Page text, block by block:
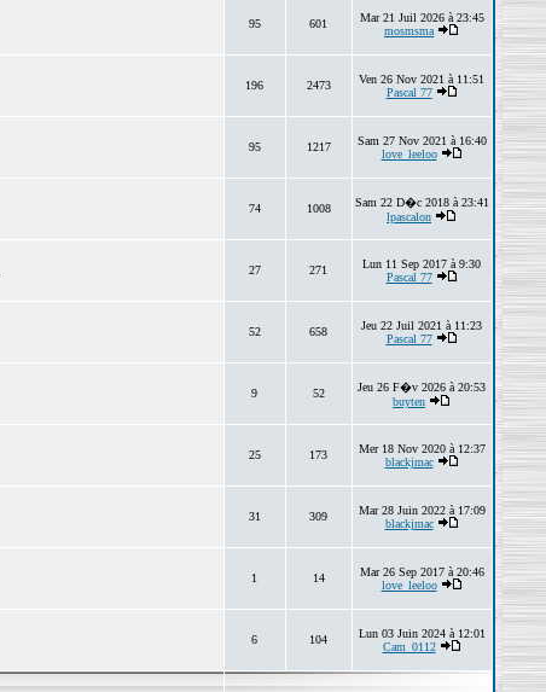
95 601
Mar 21 Juil 2026 à 23:45
mosmsma
196 2473
Ven 26 Nov 2021 à 11:51
Pascal 77
95 1217
Sam 27 Nov 2021 à 16:40
love_leeloo
74 1008
Sam 22 D�c 2018 à 23:41
lpascalon
27 271
Lun 11 Sep 2017 à 9:30
Pascal 77
52 658
Jeu 22 Juil 2021 à 11:23
Pascal 77
9 52
Jeu 26 F�v 2026 à 20:53
buyten
25 173
Mer 18 Nov 2020 à 12:37
blackjmac
31 309
Mar 28 Juin 2022 à 17:09
blackjmac
1 14
Mar 26 Sep 2017 à 20:46
love_leeloo
6 104
Lun 03 Juin 2024 à 12:01
Cam_0112